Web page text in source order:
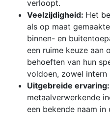
verloopt.
Veelzijdigheid: Het
als op maat
binnen- en
een ruime keuze aan
behoeften van hun
voldoen, zowel intern
Uitgebreide ervaring:
metaalverwerkende
een bekende naam